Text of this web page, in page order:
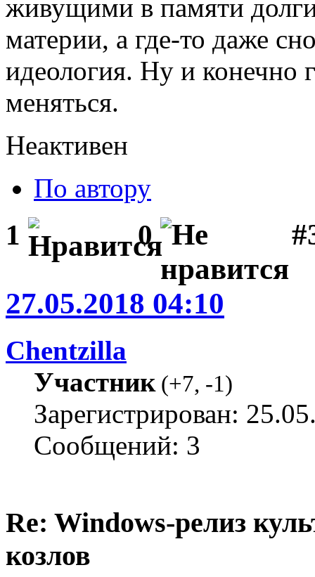
живущими в памяти
материи, а где-то даже
идеология. Ну и конечно
меняться.
Неактивен
По автору
1 0
27.05.2018 04:10
Chentzilla
Участник(+7, -1)
Зарегистрирован:
Сообщений: 3
Re: Windows-релиз
козлов